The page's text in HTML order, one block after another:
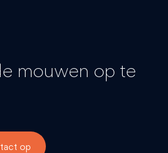
mouwen op te
op